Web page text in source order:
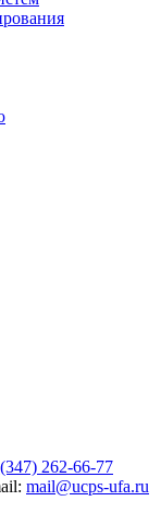
262-66-77
mail@ucps-ufa.ru